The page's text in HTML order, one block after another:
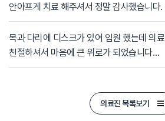
안아프게 치료 해주셔서 정말 감사했습니다.
강조해주신 원장님>3< 꼭 공복!!! 정말 친절
박소연간호사님을 만나서 행복한 입원 생활
돌아와서 열심히 일하고 있습니다. 이렇게 다
있게 해주셔서 감사합니다 >___<
목과 다리에 디스크가 있어 입원 했는데 의료진들이 너무
친절하셔서 마음에 큰 위로가 되었습니다
꼼꼼하고 친절하신 김학재 원장님과 6병동
그리고 양방과 한방 원스톱으로 치료를 받으
의료진 목록보기